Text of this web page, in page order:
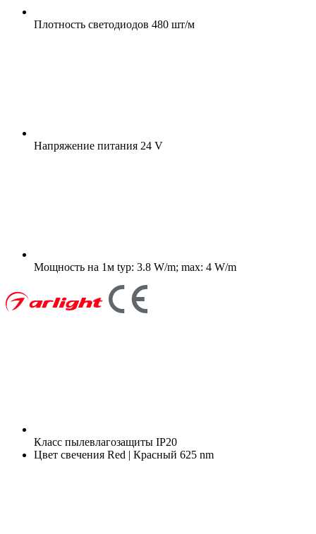
Плотность светодиодов 480 шт/м
Напряжение питания 24 V
Мощность на 1м typ: 3.8 W/m; max: 4 W/m
Класс пылевлагозащиты IP20
Цвет свечения Red | Красный 625 nm